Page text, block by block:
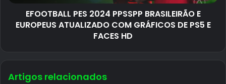
EFOOTBALL PES 2024 PPSSPP BRASILEIRÃO E
EUROPEUS ATUALIZADO COM GRÁFICOS DE PS5 E
FACES HD
Artigos relacionados